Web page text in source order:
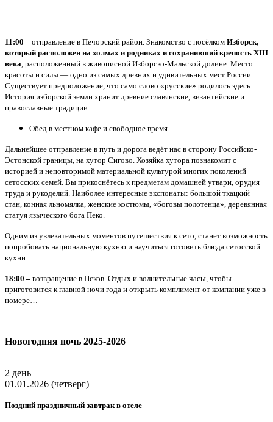
11:00 – отправление в Печорский район. Знакомство с посёлком Изборск,
который расположен на холмах и родниках и сохранивший крепость XIII
века, расположенный в живописной Изборско-Мальской долине. Место
красоты и силы — одно из самых древних и удивительных мест России.
Существует предположение, что само слово «русские» родилось здесь.
История изборской земли хранит древние славянские, византийские и
православные традиции.
Обед в местном кафе и свободное время.
Дальнейшее отправление в путь и дорога ведёт нас в сторону Российско-
Эстонской границы, на хутор Сигово. Хозяйка хутора познакомит с
историей и неповторимой материальной культурой многих поколений
сетосских семей. Вы прикоснётесь к предметам домашней утвари, орудия
труда и рукоделий. Наиболее интересные экспонаты: большой ткацкий
стан, конная льномялка, женские костюмы, «боговы полотенца», деревянная
статуя языческого бога Пеко.
Одним из увлекательных моментов путешествия к сето, станет возможность
попробовать национальную кухню и научиться готовить блюда сетосской
кухни.
18:00 – возвращение в Псков. Отдых и волнительные часы, чтобы
приготовится к главной ночи года и открыть комплимент от компании уже в
номере…
Новогодняя ночь 2025-2026
2 день
01.01.2026 (четверг)
Поздний праздничный завтрак в отеле